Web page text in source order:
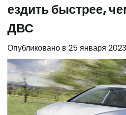
ездить быстрее,
ДВС
Опубликовано в 25 января 2023